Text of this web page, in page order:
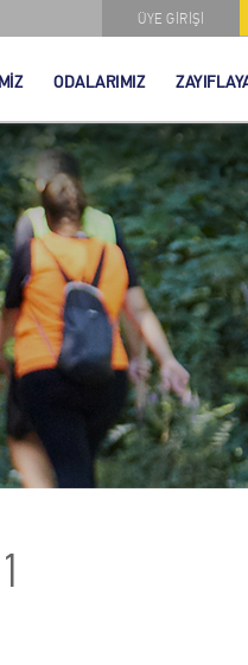
ÜYE GİRİŞİ
ODALARIMIZ
1